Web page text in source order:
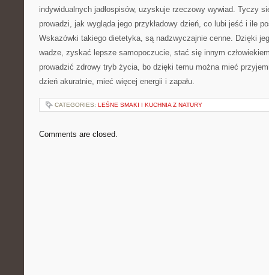
indywidualnych jadłospisów, uzyskuje rzeczowy wywiad. Tyczy
prowadzi, jak wygląda jego przykładowy dzień, co lubi jeść i ile
Wskazówki takiego dietetyka, są nadzwyczajnie cenne. Dzięki
wadze, zyskać lepsze samopoczucie, stać się innym
prowadzić zdrowy tryb życia, bo dzięki temu można mieć
dzień akuratnie, mieć więcej energii i zapału.
CATEGORIES: LEŚNE SMAKI I KUCHNIA Z NATURY
Comments are closed.